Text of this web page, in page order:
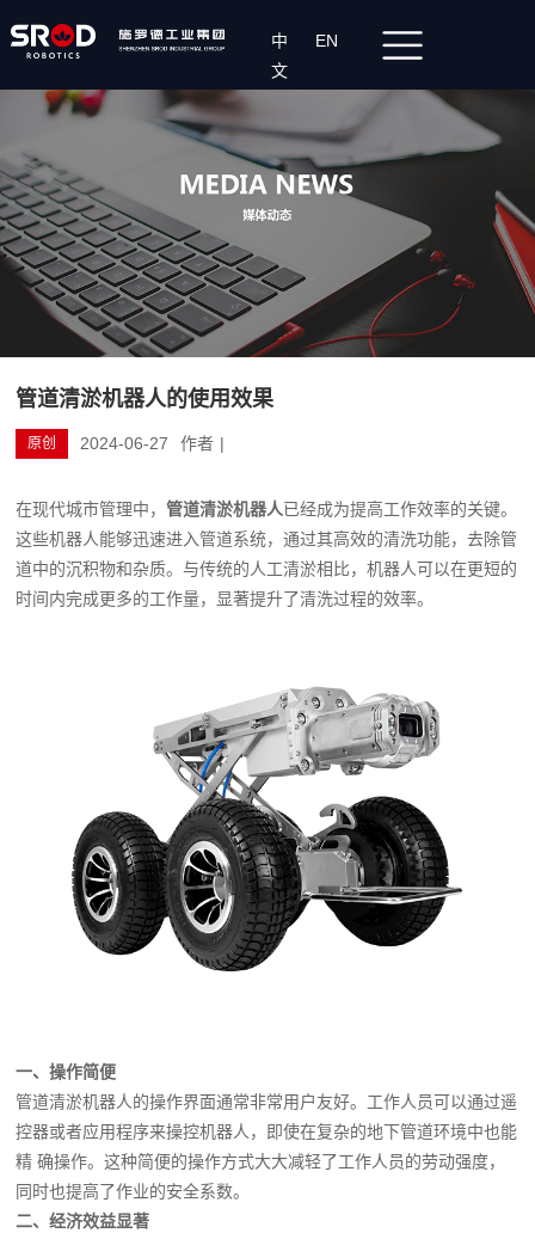
中
文
EN
管道清淤机器人的使用效果
原创 2024-06-27 作者 |
在现代城市管理中，管道清淤机器人已经成为提高工作效率的关键。
这些机器人能够迅速进入管道系统，通过其高效的清洗功能，去除管
道中的沉积物和杂质。与传统的人工清淤相比，机器人可以在更短的
时间内完成更多的工作量，显著提升了清洗过程的效率。
一、操作简便
管道清淤机器人的操作界面通常非常用户友好。工作人员可以通过遥
控器或者应用程序来操控机器人，即使在复杂的地下管道环境中也能
精 确操作。这种简便的操作方式大大减轻了工作人员的劳动强度，
同时也提高了作业的安全系数。
二、经济效益显著